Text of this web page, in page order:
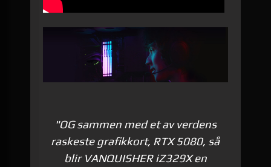
"OG sammen med et av verdens
raskeste grafikkort, RTX 5080, så
blir VANQUISHER iZ329X en